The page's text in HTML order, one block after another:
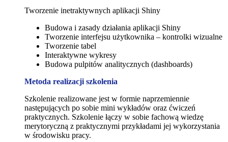
Tworzenie inetraktywnych aplikacji Shiny
Budowa i zasady działania aplikacji Shiny
Tworzenie interfejsu użytkownika – kontrolki wizualne
Tworzenie tabel
Interaktywne wykresy
Budowa pulpitów analitycznych (dashboards)
Metoda realizacji szkolenia
Szkolenie realizowane jest w formie naprzemiennie
następujących po sobie mini wykładów oraz ćwiczeń
praktycznych. Szkolenie łączy w sobie fachową wiedzę
merytoryczną z praktycznymi przykładami jej wykorzystania
w środowisku pracy.